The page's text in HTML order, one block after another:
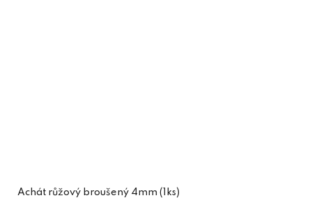
Achát růžový broušený 4mm (1ks)